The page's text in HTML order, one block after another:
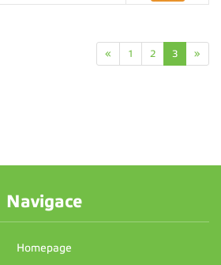
« 1 2 3 »
Navigace
Homepage